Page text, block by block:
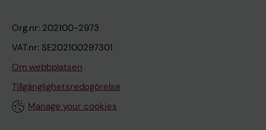
Org.nr: 202100-2973
VAT.nr: SE202100297301
Om webbplatsen
Tillgänglighetsredogörelse
Manage your cookies